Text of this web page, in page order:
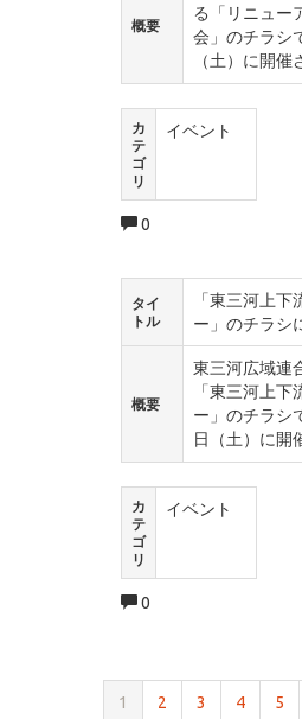
概要
る「リニュー
会」のチラシ
（土）に開催
カ
テ
ゴ
リ
イベント
0
タイ
トル
「東三河上
ー」のチラシ
概要
東三河広域連
「東三河上
ー」のチラシ
日（土）に開
カ
テ
ゴ
リ
イベント
0
1 2 3 4 5